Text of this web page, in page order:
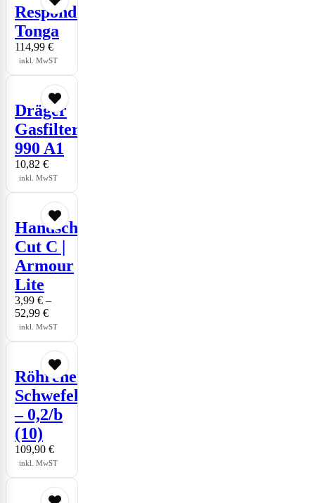
Responder
Tonga
114,99 €
inkl. MwST
Dräger
Gasfilter
990 A1
10,82 €
inkl. MwST
Handschuhe
Cut C |
Armour
Lite
3,99 € –
52,99 €
inkl. MwST
Röhrchen
Schwefelwasserstoff
– 0,2/b
(10)
109,90 €
inkl. MwST